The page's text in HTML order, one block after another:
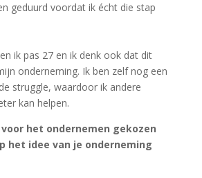
geduurd voordat ik écht die stap
ik pas 27 en ik denk ook dat dit
onderneming. Ik ben zelf nog een
struggle, waardoor ik andere
kan helpen.
het ondernemen gekozen
het idee van je onderneming